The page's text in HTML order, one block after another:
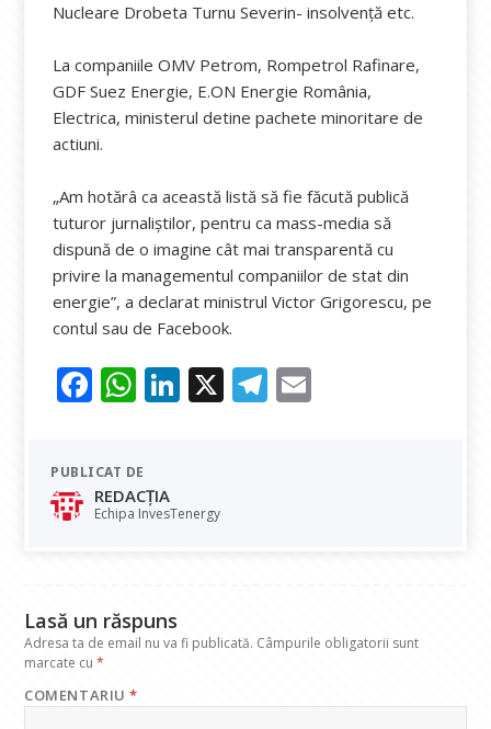
Nucleare Drobeta Turnu Severin- insolvență etc.
La companiile OMV Petrom, Rompetrol Rafinare,
GDF Suez Energie, E.ON Energie România,
Electrica, ministerul detine pachete minoritare de
actiuni.
„Am hotărâ ca această listă să fie făcută publică
tuturor jurnaliștilor, pentru ca mass-media să
dispună de o imagine cât mai transparentă cu
privire la managementul companiilor de stat din
energie”, a declarat ministrul Victor Grigorescu, pe
contul sau de Facebook.
F
e
b
o
W
at
s
A
Li
dI
X T
PUBLICAT DE
REDACȚIA
Echipa InvesTenergy
Lasă un răspuns
Adresa ta de email nu va fi publicată. Câmpurile obligatorii sunt
marcate cu*
COMENTARIU*